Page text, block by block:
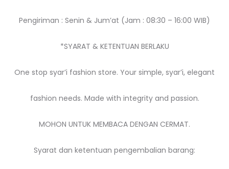
Pengiriman : Senin & Jum’at (Jam : 08:30 – 16:00 WIB)
*SYARAT & KETENTUAN BERLAKU
One stop syar’i fashion store. Your simple, syar’i, elegant
fashion needs. Made with integrity and passion.
MOHON UNTUK MEMBACA DENGAN CERMAT.
Syarat dan ketentuan pengembalian barang: